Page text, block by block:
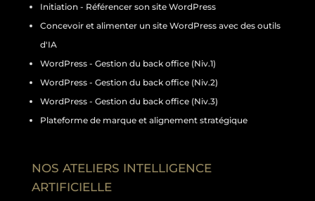
Initiation - Référencer son site WordPress
Concevoir et alimenter un site WordPress avec des outils
d'IA
WordPress - Gestion du back office (Niv.1)
WordPress - Gestion du back office (Niv.2)
WordPress - Gestion du back office (Niv.3)
Plateforme de marque et alignement stratégique
NOS ATELIERS INTELLIGENCE
ARTIFICIELLE